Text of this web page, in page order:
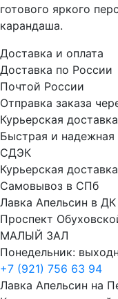
готового яркого
карандаша.
Доставка и оплата
Доставка по России
Почтой России
Отправка заказа
Курьерская
Быстрая и надежная
СДЭК
Курьерская
Самовывоз в СПб
Лавка Апельсин в
Проспект
МАЛЫЙ ЗАЛ
Понедельник:
+7 (921) 756 63 94
Лавка Апельсин на